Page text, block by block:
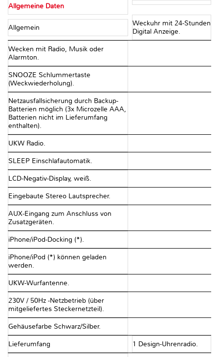
Allgemeine Daten
Allgemein
Weckuhr mit 24-Stunden
Digital Anzeige.
Wecken mit Radio, Musik oder
Alarmton.
SNOOZE Schlummertaste
(Weckwiederholung).
Netzausfallsicherung durch Backup-
Batterien möglich (3x Microzelle AAA,
Batterien nicht im Lieferumfang
enthalten).
UKW Radio.
SLEEP Einschlafautomatik.
LCD-Negativ-Display, weiß.
Eingebaute Stereo Lautsprecher.
AUX-Eingang zum Anschluss von
Zusatzgeräten.
iPhone/iPod-Docking (*).
iPhone/iPod (*) können geladen
werden.
UKW-Wurfantenne.
230V / 50Hz -Netzbetrieb (über
mitgeliefertes Steckernetzteil).
Gehäusefarbe Schwarz/Silber.
Lieferumfang 1 Design-Uhrenradio.